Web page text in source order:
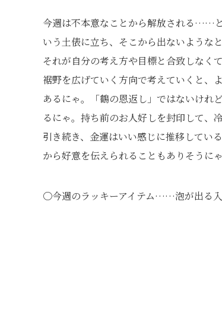
今週は不本意なことから解放される……
いう土俵に立ち、そこから出ないような
それが自分の考え方や目標と合致しなく
裾野を広げていく方向で考えていくと、
あるにゃ。「鶴の恩返し」ではないけれ
るにゃ。持ち前のお人好しを封印して、
引き続き、金運はいい感じに推移してい
から好意を伝えられることもありそうにゃ
〇今週のラッキーアイテム……泡が出る入